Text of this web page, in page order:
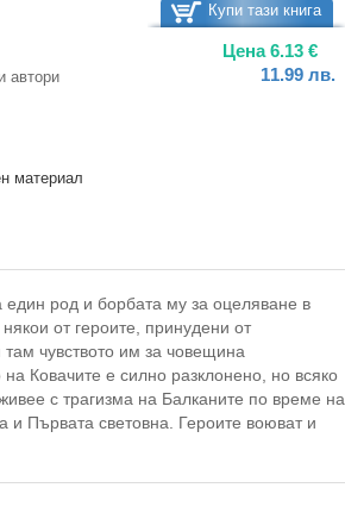
автори
материал
Купи тази книга
Цена6.13 €
11.99 лв.
един род и борбата му за оцеляване в
от героите, принудени от
там чувството им за човещина
Ковачите е силно разклонено, но всяко
с трагизма на Балканите по време на
и Първата световна. Героите воюват и